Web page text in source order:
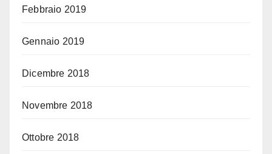
Febbraio 2019
Gennaio 2019
Dicembre 2018
Novembre 2018
Ottobre 2018